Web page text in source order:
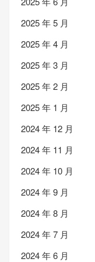
2025 年 5 月
2025 年 4 月
2025 年 3 月
2025 年 2 月
2025 年 1 月
2024 年 12 月
2024 年 11 月
2024 年 10 月
2024 年 9 月
2024 年 8 月
2024 年 7 月
2024 年 6 月